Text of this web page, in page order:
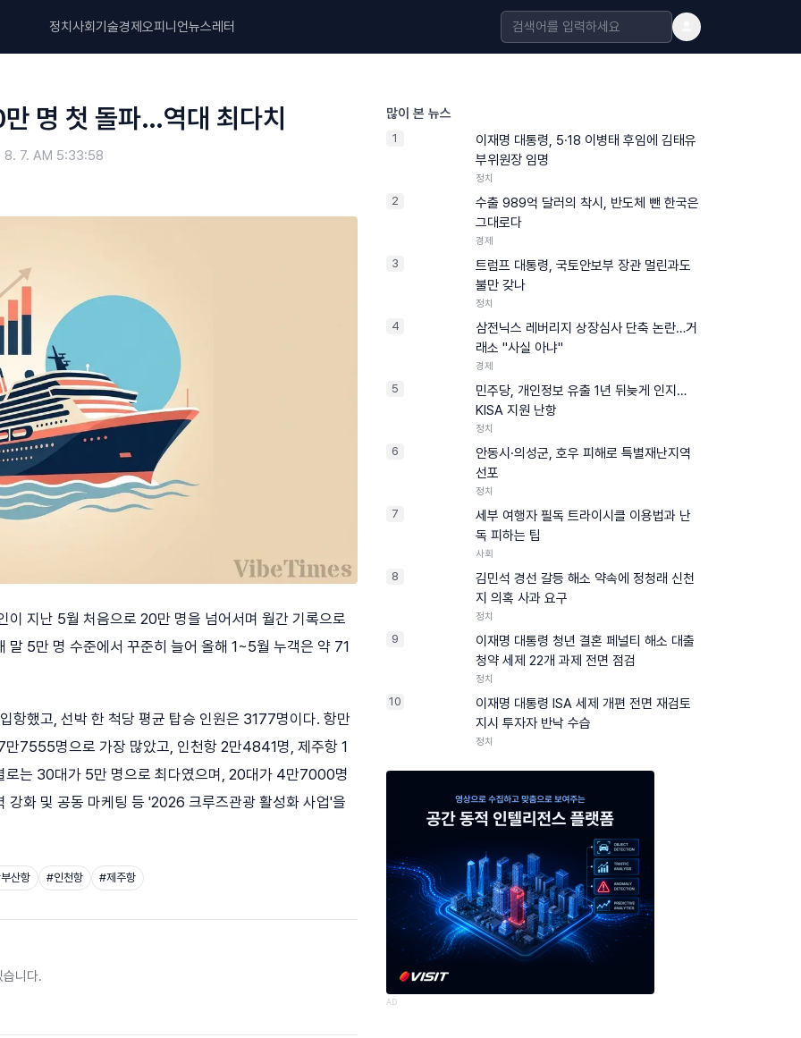
정치사회기술경제오피니언뉴스레터
명 첫 돌파…역대 최다치
8. 7. AM 5:33:58
지난 5월 처음으로 20만 명을 넘어서며 월간 기록으로
말 5만 명 수준에서 꾸준히 늘어 올해 1~5월 누객은 약 71
항했고, 선박 한 척당 평균 탑승 인원은 3177명이다. 항만
7555명으로 가장 많았고, 인천항 2만4841명, 제주항 1
는 30대가 5만 명으로 최다였으며, 20대가 4만7000명
강화 및 공동 마케팅 등 '2026 크루즈관광 활성화 사업'을
부산항 #인천항 #제주항
니다.
많이 본 뉴스
1
이재명 대통령, 5·18 이병태 후임에 김태유
부위원장 임명
정치
2
수출 989억 달러의 착시, 반도체 뺀 한국은
그대로다
경제
3
트럼프 대통령, 국토안보부 장관 멀린과도
불만 갖나
정치
4
삼전닉스 레버리지 상장심사 단축 논란…거
래소 "사실 아냐"
경제
5
민주당, 개인정보 유출 1년 뒤늦게 인지…
KISA 지원 난항
정치
6
안동시·의성군, 호우 피해로 특별재난지역
선포
정치
7
세부 여행자 필독 트라이시클 이용법과 난
독 피하는 팁
사회
8
김민석 경선 갈등 해소 약속에 정청래 신천
지 의혹 사과 요구
정치
9
이재명 대통령 청년 결혼 페널티 해소 대출
청약 세제 22개 과제 전면 점검
정치
10
이재명 대통령 ISA 세제 개편 전면 재검토
지시 투자자 반낙 수습
정치
AD